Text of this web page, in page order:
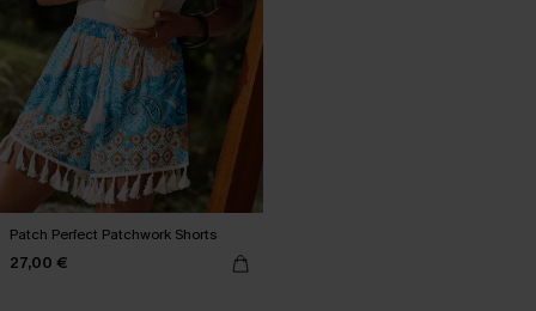
Patch Perfect Patchwork Shorts
27,00 €